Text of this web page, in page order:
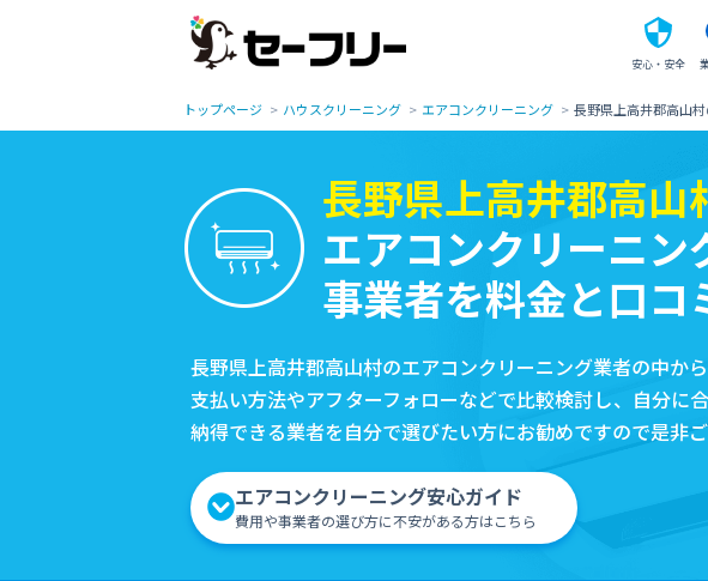
安心・安全
トップページ ハウスクリーニング エアコンクリーニング 長野県上高井郡高山
長野県上高井郡高山
エアコンクリーニン
事業者を料金と口コ
長野県上高井郡高山村のエアコンクリーニング業者の中か
支払い方法やアフターフォローなどで比較検討し、自分に
納得できる業者を自分で選びたい方にお勧めですので是非ご
エアコンクリーニング安心ガイド
費用や事業者の選び方に不安がある方はこちら